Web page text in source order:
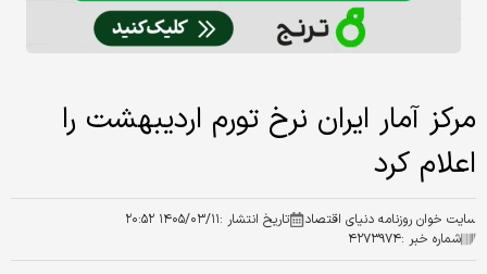
مرکز آمار ایران نرخ تورم اردیبهشت را
اعلام کرد
سایت خوان روزنامه دنیای اقتصاد تاریخ انتشار :۱۴۰۵/۰۳/۱۱ ۲۰:۵۲
شماره خبر :۴۲۷۳۹۷۴